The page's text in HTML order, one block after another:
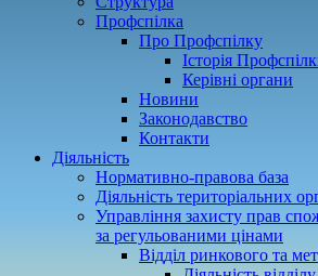
Профспілка
Про Профспілку
Історія
Керівні органи
Новини
Законодавство
Контакти
Діяльність
Нормативно-правова база
Діяльність територіальних
Управління захисту прав
за регульованими цінами
Відділ ринкового та